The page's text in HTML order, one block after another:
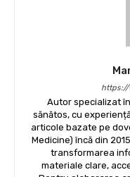
https://
Autor specializat
sănătos, cu
articole bazate pe
Medicine) încă din
transformarea
materiale clare,